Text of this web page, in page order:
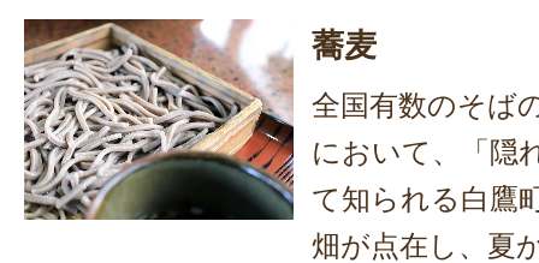
蕎麦
全国有数のそば
において、「隠
て知られる白鷹
畑が点在し、夏